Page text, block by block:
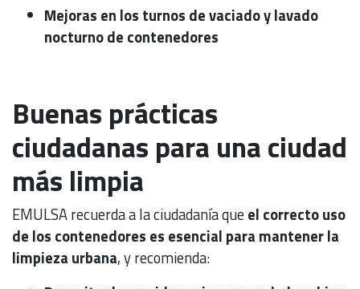
Mejoras en los turnos de vaciado y lavado
nocturno de contenedores
Buenas prácticas
ciudadanas para una ciudad
más limpia
EMULSA recuerda a la ciudadanía queel correcto uso
de los contenedores es esencial para mantener la
limpieza urbana, y recomienda: